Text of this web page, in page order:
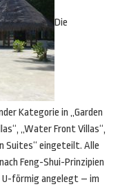
Die
Kategorie in „Garden
„Water Front Villas“,
Suites“ eingeteilt. Alle
Feng-Shui-Prinzipien
U-förmig angelegt – im